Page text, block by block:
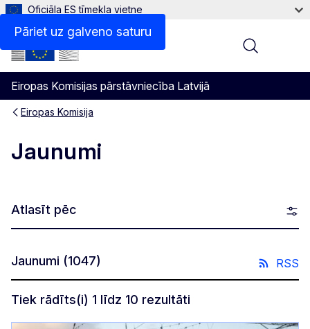
Pāriet uz galveno saturu
Oficiāla ES tīmekļa vietne
Eiropas Komisijas pārstāvniecība Latvijā
Menu
Eiropas Komisija
Jaunumi
Atlasīt pēc
Jaunumi (1047) RSS
Tiek rādīts(i) 1 līdz 10 rezultāti